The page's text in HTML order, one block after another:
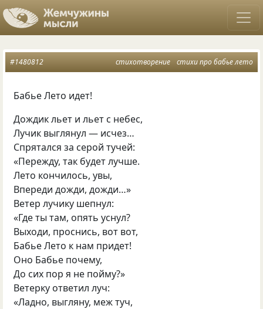
стихотворение стихи про бабье лето
#1480812
Бабье Лето идет!
Дождик льет и льет с небес,
Лучик выглянул — исчез…
Спрятался за серой тучей:
«Пережду, так будет лучше.
Лето кончилось, увы,
Впереди дожди, дожди…»
Ветер лучику шепнул:
«Где ты там, опять уснул?
Выходи, проснись, вот вот,
Бабье Лето к нам придет!
Оно Бабье почему,
До сих пор я не пойму?»
Ветерку ответил луч:
«Ладно, выгляну, меж туч,